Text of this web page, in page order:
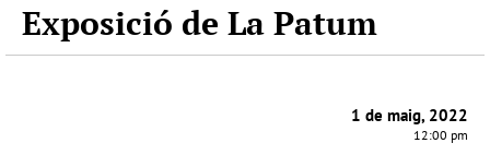
Exposició de La Patum
1 de maig, 2022
12:00 pm